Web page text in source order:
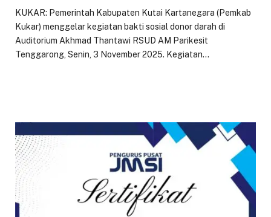
KUKAR: Pemerintah Kabupaten Kutai Kartanegara (Pemkab
Kukar) menggelar kegiatan bakti sosial donor darah di
Auditorium Akhmad Thantawi RSUD AM Parikesit
Tenggarong, Senin, 3 November 2025. Kegiatan…